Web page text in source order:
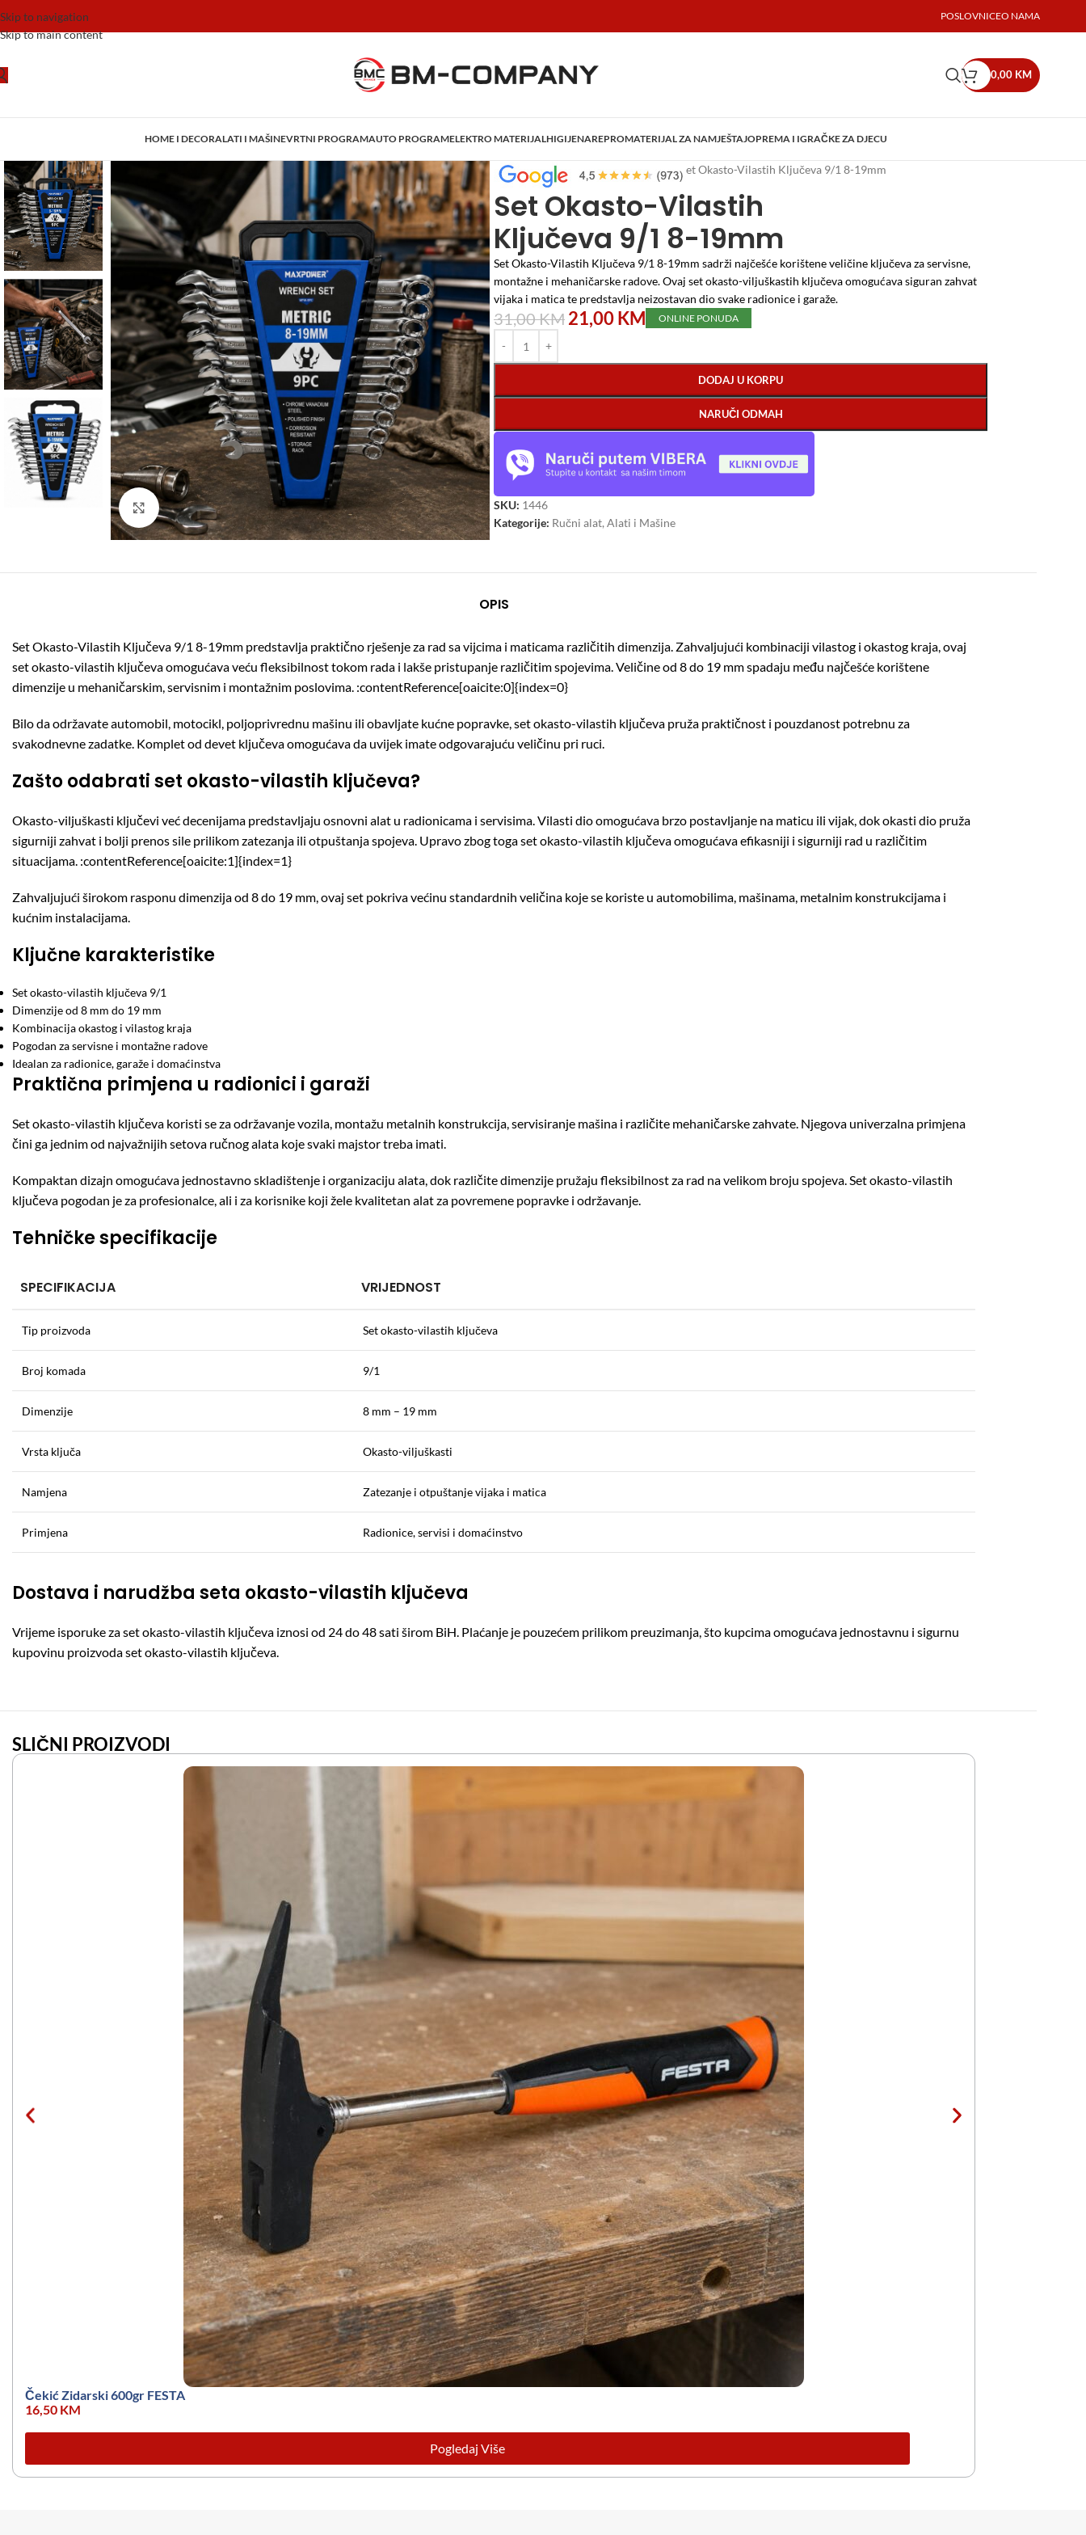
Skip to navigation
Skip to main content
POSLOVNICEO NAMA
0,00 KM
HOME I DECORALATI I MAŠINEVRTNI PROGRAMAUTO PROGRAMELEKTRO MATERIJALHIGIJENAREPROMATERIJAL ZA NAMJEŠTAJOPREMA I IGRAČKE ZA DJECU
Click to enlarge
Početna/Alati i Mašine / Ručni alat/Set Okasto-Vilastih Ključeva 9/1 8-19mm
Set Okasto-Vilastih
Ključeva 9/1 8-19mm
Set Okasto-Vilastih Ključeva 9/1 8-19mm sadrži najčešće korištene veličine ključeva za servisne,
montažne i mehaničarske radove. Ovaj set okasto-viljuškastih ključeva omogućava siguran zahvat
vijaka i matica te predstavlja neizostavan dio svake radionice i garaže.
31,00KM 21,00KM ONLINE PONUDA
DODAJ U KORPU
NARUČI ODMAH
SKU: 1446
Kategorije: Ručni alat, Alati i Mašine
OPIS
Set Okasto-Vilastih Ključeva 9/1 8-19mm predstavlja praktično rješenje za rad sa vijcima i maticama različitih dimenzija. Zahvaljujući kombinaciji vilastog i okastog kraja, ovaj
set okasto-vilastih ključeva omogućava veću fleksibilnost tokom rada i lakše pristupanje različitim spojevima. Veličine od 8 do 19 mm spadaju među najčešće korištene
dimenzije u mehaničarskim, servisnim i montažnim poslovima. :contentReference[oaicite:0]{index=0}
Bilo da održavate automobil, motocikl, poljoprivrednu mašinu ili obavljate kućne popravke, set okasto-vilastih ključeva pruža praktičnost i pouzdanost potrebnu za
svakodnevne zadatke. Komplet od devet ključeva omogućava da uvijek imate odgovarajuću veličinu pri ruci.
Zašto odabrati set okasto-vilastih ključeva?
Okasto-viljuškasti ključevi već decenijama predstavljaju osnovni alat u radionicama i servisima. Vilasti dio omogućava brzo postavljanje na maticu ili vijak, dok okasti dio pruža
sigurniji zahvat i bolji prenos sile prilikom zatezanja ili otpuštanja spojeva. Upravo zbog toga set okasto-vilastih ključeva omogućava efikasniji i sigurniji rad u različitim
situacijama. :contentReference[oaicite:1]{index=1}
Zahvaljujući širokom rasponu dimenzija od 8 do 19 mm, ovaj set pokriva većinu standardnih veličina koje se koriste u automobilima, mašinama, metalnim konstrukcijama i
kućnim instalacijama.
Ključne karakteristike
Set okasto-vilastih ključeva 9/1
Dimenzije od 8 mm do 19 mm
Kombinacija okastog i vilastog kraja
Pogodan za servisne i montažne radove
Idealan za radionice, garaže i domaćinstva
Praktična primjena u radionici i garaži
Set okasto-vilastih ključeva koristi se za održavanje vozila, montažu metalnih konstrukcija, servisiranje mašina i različite mehaničarske zahvate. Njegova univerzalna primjena
čini ga jednim od najvažnijih setova ručnog alata koje svaki majstor treba imati.
Kompaktan dizajn omogućava jednostavno skladištenje i organizaciju alata, dok različite dimenzije pružaju fleksibilnost za rad na velikom broju spojeva. Set okasto-vilastih
ključeva pogodan je za profesionalce, ali i za korisnike koji žele kvalitetan alat za povremene popravke i održavanje.
Tehničke specifikacije
SPECIFIKACIJA VRIJEDNOST
Tip proizvoda Set okasto-vilastih ključeva
Broj komada 9/1
Dimenzije 8 mm – 19 mm
Vrsta ključa Okasto-viljuškasti
Namjena Zatezanje i otpuštanje vijaka i matica
Primjena Radionice, servisi i domaćinstvo
Dostava i narudžba seta okasto-vilastih ključeva
Vrijeme isporuke za set okasto-vilastih ključeva iznosi od 24 do 48 sati širom BiH. Plaćanje je pouzećem prilikom preuzimanja, što kupcima omogućava jednostavnu i sigurnu
kupovinu proizvoda set okasto-vilastih ključeva.
SLIČNI PROIZVODI
Čekić Zidarski 600gr FESTA
16,50 KM
Pogledaj Više